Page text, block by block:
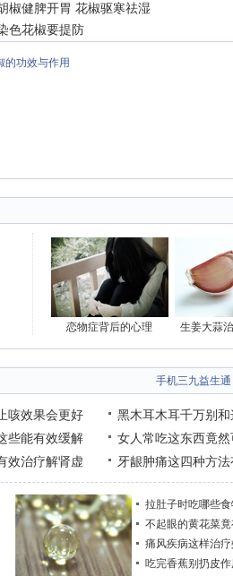
椒健脾开胃 花椒驱寒祛湿
色花椒要提防
的功效与作用
恋物症背后的心理 生姜大蒜
手机三九益生
咳效果会更好
些能有效缓解
效治疗解肾虚
黑木耳木耳千万别
女人常吃这东西竟然
牙龈肿痛这四种方
拉肚子时吃哪些
不起眼的黄花菜
痛风疾病这样治
吃完香蕉别扔皮